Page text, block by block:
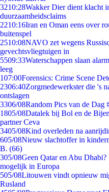
3210:28Wakker Dier dient klacht
duurzaamheidsclaims
2210:16Iran en Oman eens over
buitenspel
2510:08NAVO zet wegens
gevechtsvliegtuigen in
5509:33Waterschappen slaan
leeg
107:00Forensics: Crime Scene
2306:40Zorgmedewerkster die 's
ontslagen
3306/08Random Pics van de Dag
1805/08Datalek bij Bol en de
partner Ceva
3405/08Kind overleden na
605/08Nieuw slachtoffer in
B. (66)
305/08Geen Qatar en Abu
mogelijk in Europa
505/08Litouwen vindt opnieuw
Rusland